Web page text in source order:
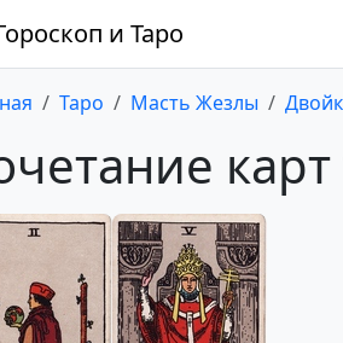
и Таро
Таро Масть Жезлы